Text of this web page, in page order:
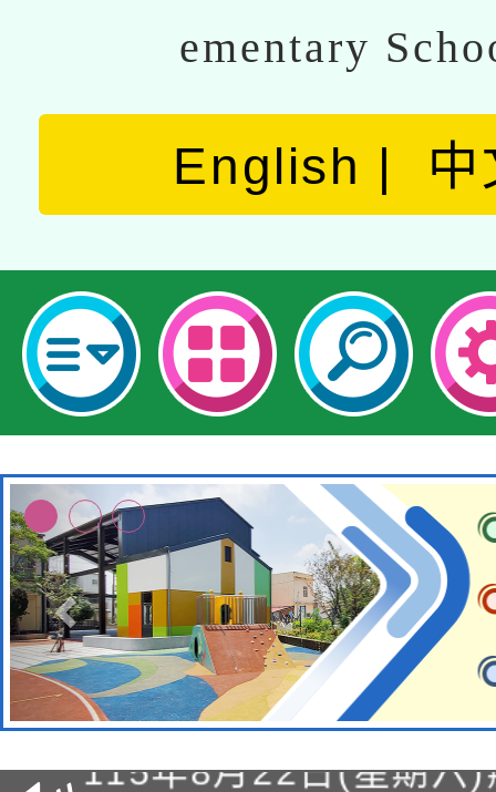
ementary
English 中
轉知經濟部水利署委託
業技術研究院辦理「